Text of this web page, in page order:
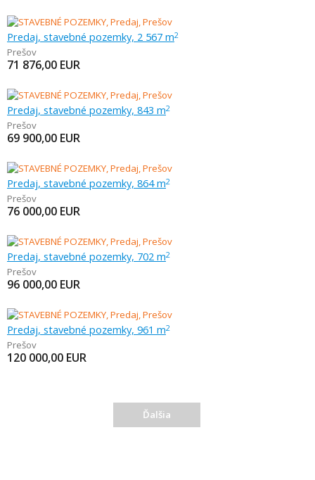
Predaj, stavebné pozemky, 2 567 m2
Prešov
71 876,00 EUR
Predaj, stavebné pozemky, 843 m2
Prešov
69 900,00 EUR
Predaj, stavebné pozemky, 864 m2
Prešov
76 000,00 EUR
Predaj, stavebné pozemky, 702 m2
Prešov
96 000,00 EUR
Predaj, stavebné pozemky, 961 m2
Prešov
120 000,00 EUR
Ďalšia